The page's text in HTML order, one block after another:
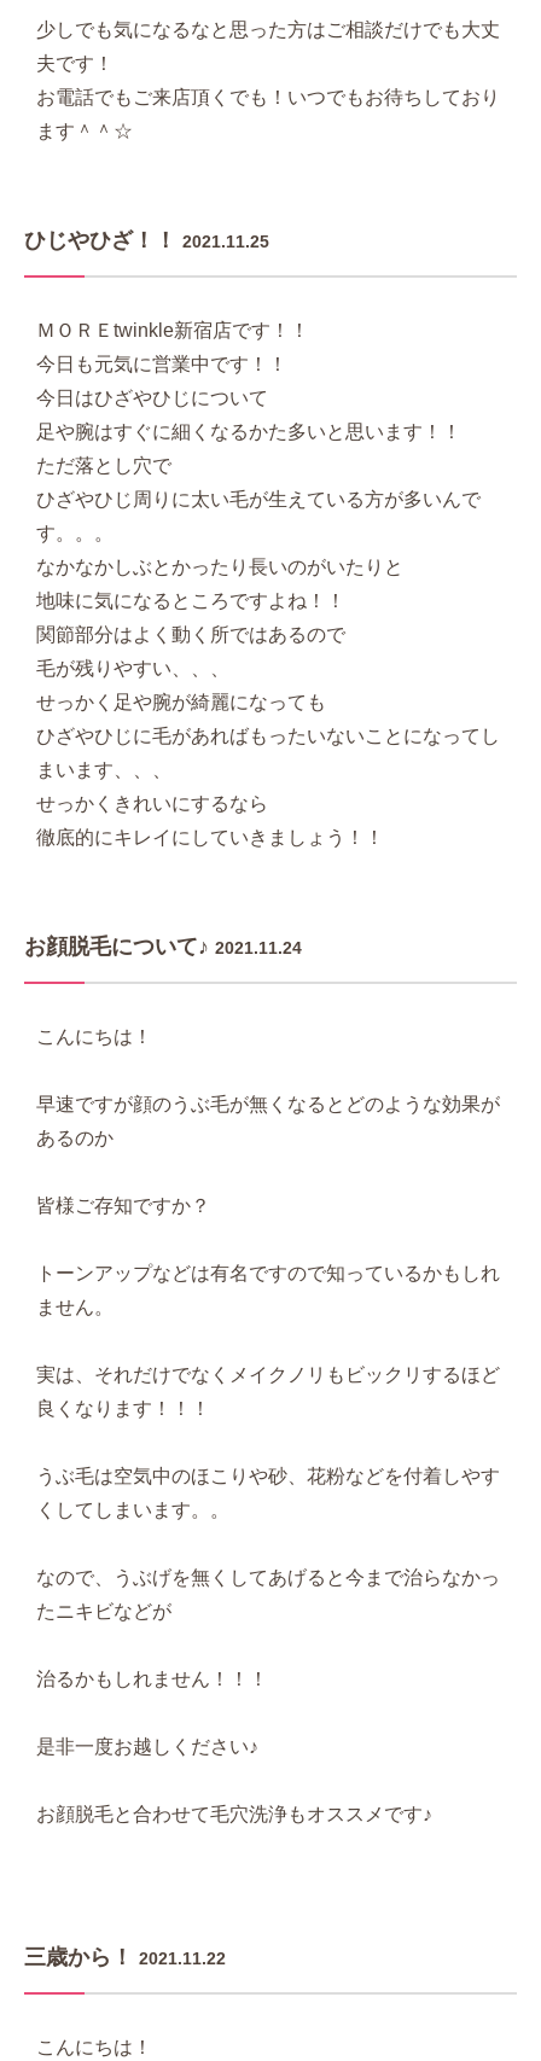
少しでも気になるなと思った方はご相談だけでも大丈
夫です！
お電話でもご来店頂くでも！いつでもお待ちしており
ます＾＾☆
ひじやひざ！！ 2021.11.25
ＭＯＲＥtwinkle新宿店です！！
今日も元気に営業中です！！
今日はひざやひじについて
足や腕はすぐに細くなるかた多いと思います！！
ただ落とし穴で
ひざやひじ周りに太い毛が生えている方が多いんで
す。。。
なかなかしぶとかったり長いのがいたりと
地味に気になるところですよね！！
関節部分はよく動く所ではあるので
毛が残りやすい、、、
せっかく足や腕が綺麗になっても
ひざやひじに毛があればもったいないことになってし
まいます、、、
せっかくきれいにするなら
徹底的にキレイにしていきましょう！！
お顔脱毛について♪ 2021.11.24
こんにちは！
早速ですが顔のうぶ毛が無くなるとどのような効果が
あるのか
皆様ご存知ですか？
トーンアップなどは有名ですので知っているかもしれ
ません。
実は、それだけでなくメイクノリもビックリするほど
良くなります！！！
うぶ毛は空気中のほこりや砂、花粉などを付着しやす
くしてしまいます。。
なので、うぶげを無くしてあげると今まで治らなかっ
たニキビなどが
治るかもしれません！！！
是非一度お越しください♪
お顔脱毛と合わせて毛穴洗浄もオススメです♪
三歳から！ 2021.11.22
こんにちは！